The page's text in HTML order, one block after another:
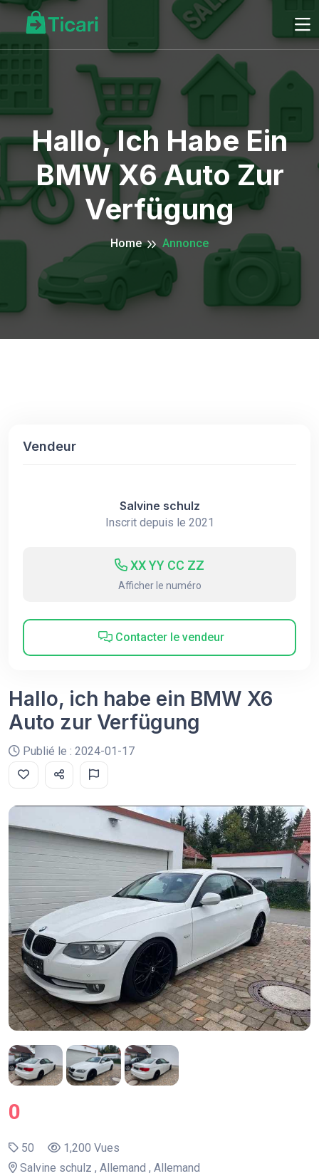
Hallo, Ich Habe Ein
BMW X6 Auto Zur
Verfügung
Home Annonce
Vendeur
Salvine schulz
Inscrit depuis le 2021
XX YY CC ZZ
Afficher le numéro
Contacter le vendeur
Hallo, ich habe ein BMW X6
Auto zur Verfügung
Publié le : 2024-01-17
0
50
1,200 Vues
Salvine schulz , Allemand , Allemand